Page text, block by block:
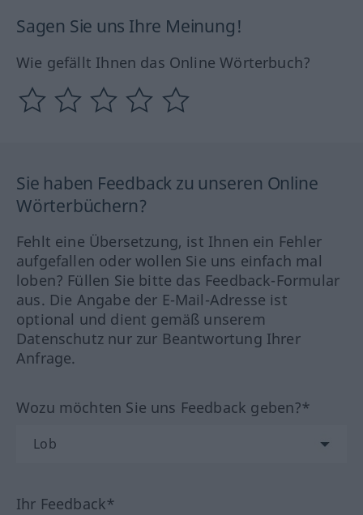
Sagen Sie uns Ihre Meinung!
Wie gefällt Ihnen das Online Wörterbuch?
Sie haben Feedback zu unseren Online
Wörterbüchern?
Fehlt eine Übersetzung, ist Ihnen ein Fehler
aufgefallen oder wollen Sie uns einfach mal
loben? Füllen Sie bitte das Feedback-Formular
aus. Die Angabe der E-Mail-Adresse ist
optional und dient gemäß unserem
Datenschutz nur zur Beantwortung Ihrer
Anfrage.
Wozu möchten Sie uns Feedback geben?*
Ihr Feedback*